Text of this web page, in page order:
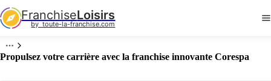
FranchiseLoisirs
by  toute-la-franchise.com
Propulsez votre carrière avec la franchise innovante Corespa